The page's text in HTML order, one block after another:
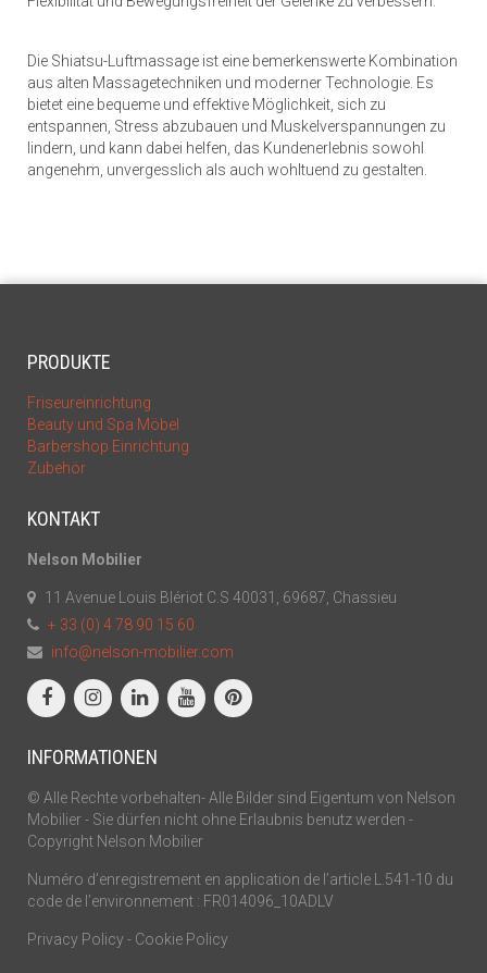
Die Shiatsu-Luftmassage ist eine bemerkenswerte Kombination
aus alten Massagetechniken und moderner Technologie. Es
bietet eine bequeme und effektive Möglichkeit, sich zu
entspannen, Stress abzubauen und Muskelverspannungen zu
lindern, und kann dabei helfen, das Kundenerlebnis sowohl
angenehm, unvergesslich als auch wohltuend zu gestalten.
PRODUKTE
Friseureinrichtung
Beauty und Spa Möbel
Barbershop Einrichtung
Zubehör
KONTAKT
Nelson Mobilier
11 Avenue Louis Blériot C.S 40031, 69687, Chassieu
+ 33 (0) 4 78 90 15 60
info@nelson-mobilier.com
INFORMATIONEN
© Alle Rechte vorbehalten- Alle Bilder sind Eigentum von Nelson
Mobilier - Sie dürfen nicht ohne Erlaubnis benutz werden -
Copyright Nelson Mobilier
Numéro d’enregistrement en application de l’article L.541-10 du
code de l’environnement : FR014096_10ADLV
Privacy Policy- Cookie Policy